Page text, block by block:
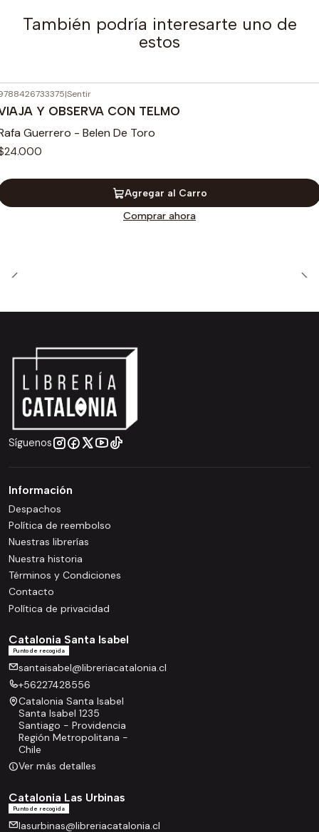
También podría interesarte uno de
estos
|Sentir
Y OBSERVA CON TELMO
Guerrero - Belen De Toro
Agregar al Carro
Comprar ahora
Síguenos
Información
Despachos
Política de reembolso
Nuestras librerías
Nuestra historia
Términos y Condiciones
Contacto
Política de privacidad
Catalonia Santa Isabel
Punto de recogida
santaisabel@libreriacatalonia.cl
+56227428556
Catalonia Santa Isabel
Santa Isabel 1235
Santiago - Providencia
Región Metropolitana -
Chile
Ver más detalles
Catalonia Las Urbinas
Punto de recogida
lasurbinas@libreriacatalonia.cl